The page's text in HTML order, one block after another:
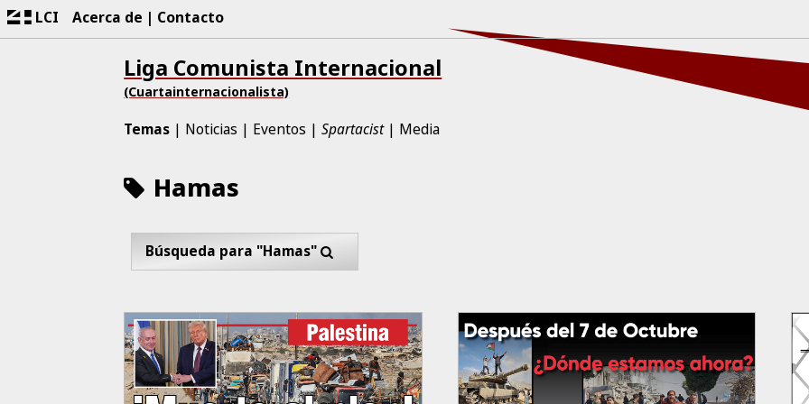
LCI Acerca de Contacto
Liga Comunista Internacional
(Cuartainternacionalista)
Temas Noticias Eventos Spartacist Media
Hamas
Búsqueda para "Hamas"